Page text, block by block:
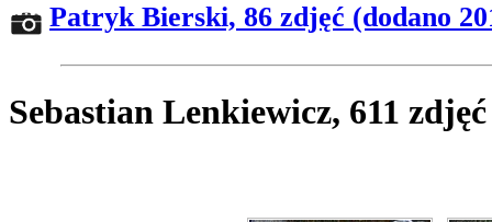
Patryk Bierski, 86 zdjęć (dodano
Sebastian Lenkiewicz, 611